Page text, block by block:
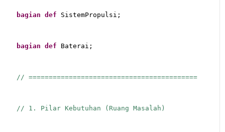
bagian def SistemPropulsi;
bagian def Baterai;
// ==========================================
// 1. Pilar Kebutuhan (Ruang Masalah)